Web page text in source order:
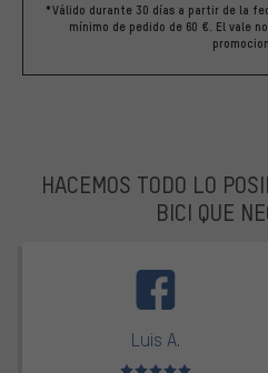
*Válido durante 30 días a partir de la
mínimo de pedido de 60 €. El vale
HACEMOS TODO LO
BICI QUE
Luis A.
Valoración media: 5 de 5